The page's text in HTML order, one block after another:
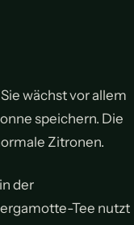
wächst vor allem
speichern. Die
Zitronen.
der
Tee nutzt